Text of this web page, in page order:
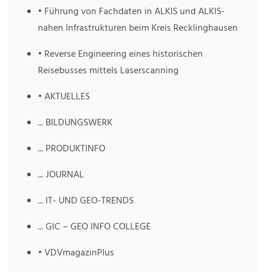
• Führung von Fachdaten in ALKIS und ALKIS-
nahen Infrastrukturen beim Kreis Recklinghausen
• Reverse Engineering eines historischen
Reisebusses mittels Laserscanning
• AKTUELLES
... BILDUNGSWERK
... PRODUKTINFO
... JOURNAL
... IT- UND GEO-TRENDS
... GIC – GEO INFO COLLEGE
• VDVmagazinPlus